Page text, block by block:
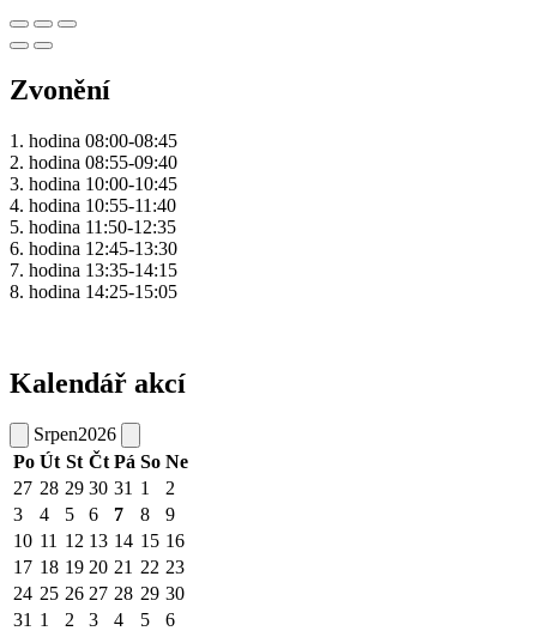
Zvonění
1. hodina 08:00-08:45
2. hodina 08:55-09:40
3. hodina 10:00-10:45
4. hodina 10:55-11:40
5. hodina 11:50-12:35
6. hodina 12:45-13:30
7. hodina 13:35-14:15
8. hodina 14:25-15:05
Kalendář akcí
Srpen2026
Po Út St Čt Pá So Ne
27 28 29 30 31 1
2
3
4 5 6 7 8
9
10 11 12 13 14 15 16
17 18 19 20 21 22 23
24 25 26 27 28 29 30
31 1 2 3 4 5 6